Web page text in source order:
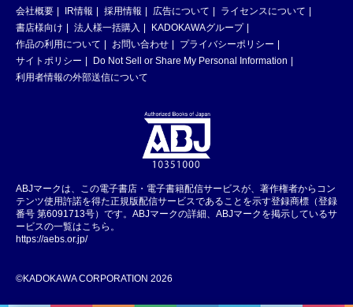
会社概要 IR情報 採用情報 広告について
ライセンスについて
書店様向け
法人様一括購入
KADOKAWAグループ
作品の利用について
お問い合わせ
プライバシーポリシー
サイトポリシー
Do Not Sell or Share My Personal Information
利用者情報の外部送信について
ABJマークは、この電子書店・電子書籍配信サービスが、著作権者からコン
テンツ使用許諾を得た正規版配信サービスであることを示す登録商標（登録
番号 第6091713号）です。ABJマークの詳細、ABJマークを掲示しているサ
ービスの一覧はこちら。
https://aebs.or.jp/
©KADOKAWA CORPORATION 2026